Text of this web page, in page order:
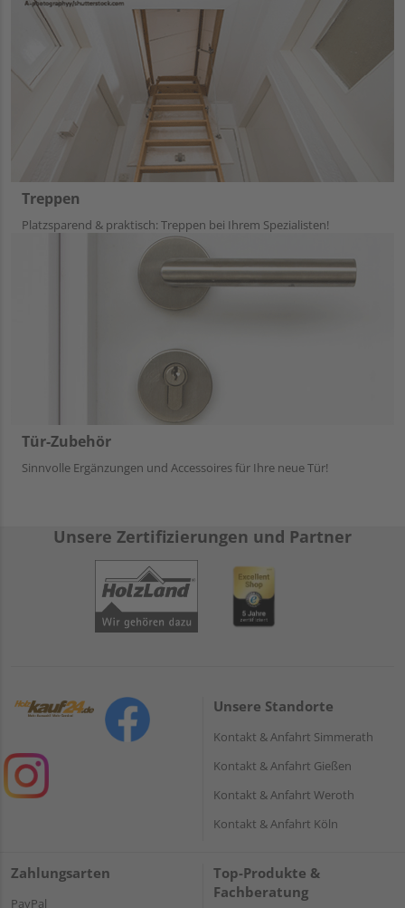
Treppen
Platzsparend & praktisch: Treppen bei Ihrem Spezialisten!
Tür-Zubehör
Sinnvolle Ergänzungen und Accessoires für Ihre neue Tür!
Unsere Zertifizierungen und Partner
Unsere Standorte
Kontakt & Anfahrt Simmerath
Kontakt & Anfahrt Gießen
Kontakt & Anfahrt Weroth
Kontakt & Anfahrt Köln
Zahlungsarten
PayPal
Top-Produkte &
Fachberatung